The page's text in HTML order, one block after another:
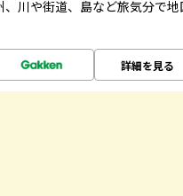
川や街道、島など旅気分で地
詳細を見る